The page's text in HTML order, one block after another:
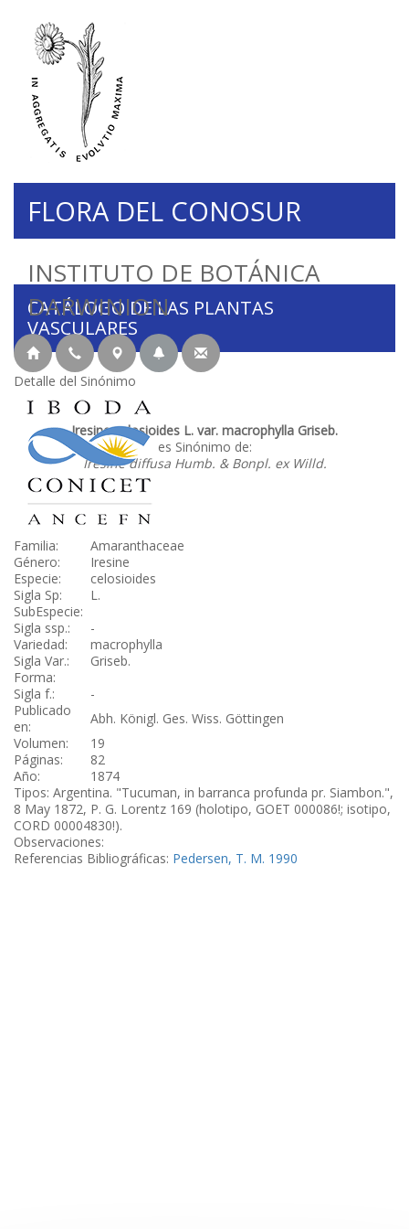
INSTITUTO DE BOTÁNICA
DARWINION
FLORA DEL CONOSUR
CATÁLOGO DE LAS PLANTAS
VASCULARES
Detalle del Sinónimo
Iresine celosioides L. var. macrophylla Griseb.
es Sinónimo de:
Iresine diffusa Humb. & Bonpl. ex Willd.
Familia:
Amaranthaceae
Género:
Iresine
Especie:
celosioides
Sigla Sp:
L.
SubEspecie:
Sigla ssp.:
-
Variedad:
macrophylla
Sigla Var.:
Griseb.
Forma:
Sigla f.:
-
Publicado
en:
Abh. Königl. Ges. Wiss. Göttingen
Volumen:
19
Páginas:
82
Año:
1874
Tipos: Argentina. "Tucuman, in barranca profunda pr. Siambon.",
8 May 1872, P. G. Lorentz 169 (holotipo, GOET 000086!; isotipo,
CORD 00004830!).
Observaciones:
Referencias Bibliográficas: Pedersen, T. M. 1990